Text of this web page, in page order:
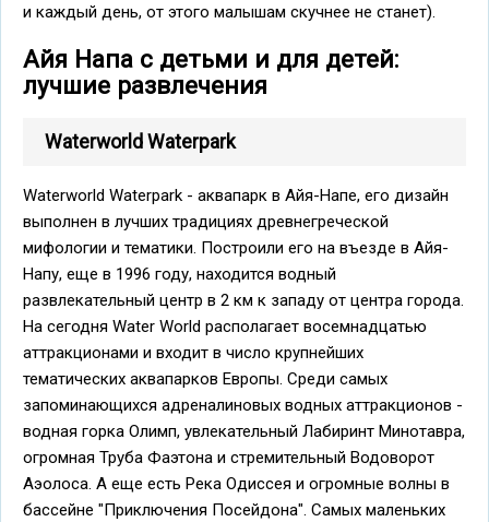
и каждый день, от этого малышам скучнее не станет).
Айя Напа с детьми и для детей:
лучшие развлечения
Waterworld Waterpark
Waterworld Waterpark - аквапарк в Айя-Напе, его дизайн
выполнен в лучших традициях древнегреческой
мифологии и тематики. Построили его на въезде в Айя-
Напу, еще в 1996 году, находится водный
развлекательный центр в 2 км к западу от центра города.
На сегодня Water World располагает восемнадцатью
аттракционами и входит в число крупнейших
тематических аквапарков Европы. Среди самых
запоминающихся адреналиновых водных аттракционов -
водная горка Олимп, увлекательный Лабиринт Минотавра,
огромная Труба Фаэтона и стремительный Водоворот
Аэолоса. А еще есть Река Одиссея и огромные волны в
бассейне "Приключения Посейдона". Самых маленьких